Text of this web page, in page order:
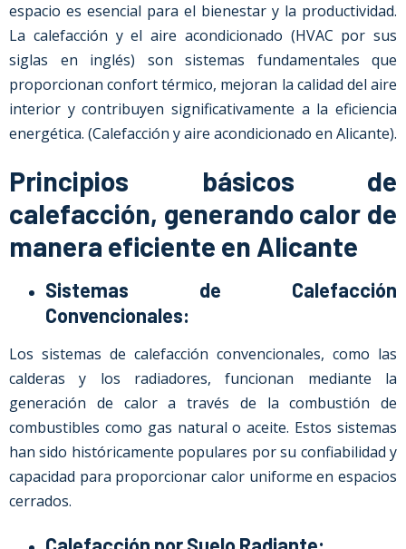
espacio es esencial para el bienestar y la productividad.
La calefacción y el aire acondicionado (HVAC por sus
siglas en inglés) son sistemas fundamentales que
proporcionan confort térmico, mejoran la calidad del aire
interior y contribuyen significativamente a la eficiencia
energética. (Calefacción y aire acondicionado en Alicante).
Principios básicos de
calefacción, generando calor de
manera eficiente en Alicante
Sistemas de Calefacción
Convencionales:
Los sistemas de calefacción convencionales, como las
calderas y los radiadores, funcionan mediante la
generación de calor a través de la combustión de
combustibles como gas natural o aceite. Estos sistemas
han sido históricamente populares por su confiabilidad y
capacidad para proporcionar calor uniforme en espacios
cerrados.